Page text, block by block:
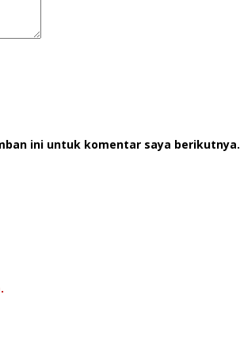
ini untuk komentar saya berikutnya.